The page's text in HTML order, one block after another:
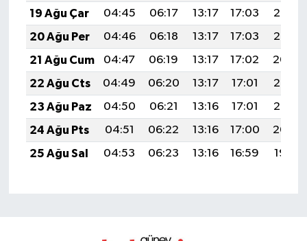
19 Ağu Çar
04:45 06:17 13:17 17:03
20:07
20 Ağu Per
04:46 06:18 13:17 17:03
20:06
21 Ağu Cum
04:47 06:19 13:17 17:02
20:04
22 Ağu Cts
04:49 06:20 13:17 17:01
20:03
23 Ağu Paz
04:50 06:21 13:16 17:01
20:02
24 Ağu Pts
04:51 06:22 13:16 17:00
20:00
25 Ağu Sal
04:53 06:23 13:16 16:59 19:59